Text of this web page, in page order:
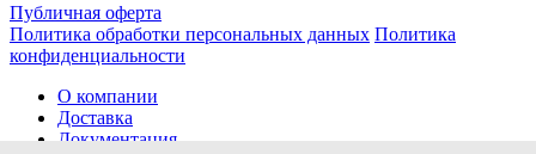
Публичная оферта
Политика обработки персональных данных Политика
конфиденциальности
О компании
Доставка
Документация